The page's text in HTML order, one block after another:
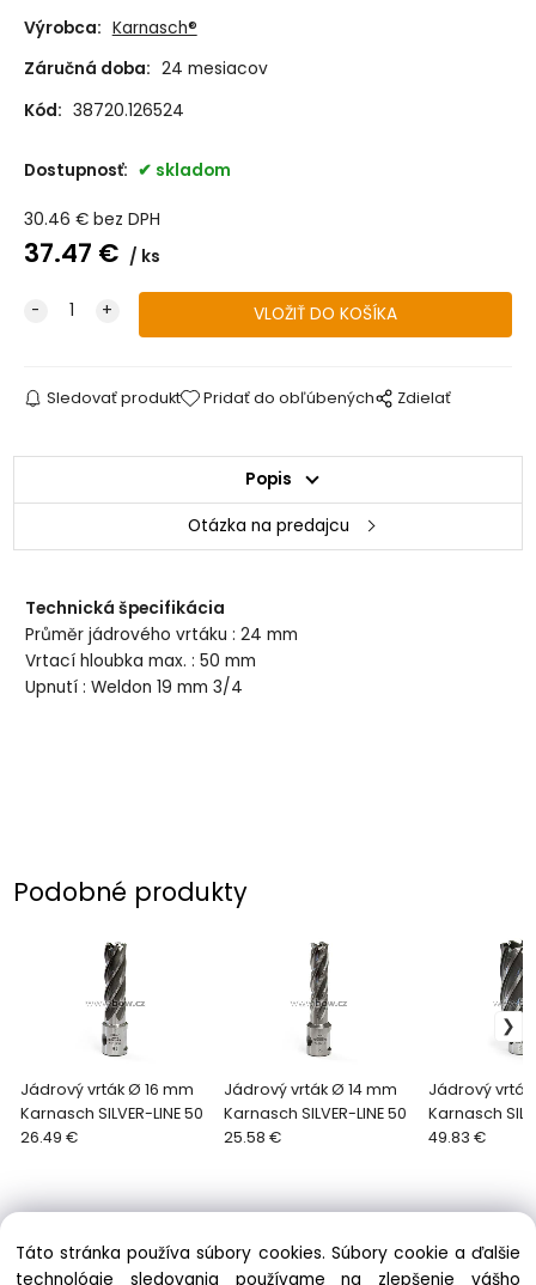
Výrobca: Karnasch®
Záručná doba: 24 mesiacov
Kód: 38720.126524
Dostupnosť: skladom
30.46 € bez DPH
37.47 € ks
Sledovať produkt Pridať do obľúbených Zdielať
Popis
Otázka na predajcu
Technická špecifikácia
Průměr jádrového vrtáku : 24 mm
Vrtací hloubka max. : 50 mm
Upnutí : Weldon 19 mm 3/4
Podobné produkty
Jádrový vrták Ø 16 mm
Karnasch SILVER-LINE 50
26.49 €
Jádrový vrták Ø 14 mm
Karnasch SILVER-LINE 50
25.58 €
Jádrový
Karnasch
49.83 €
Táto stránka používa súbory cookies. Súbory cookie a ďalšie
technológie sledovania používame na zlepšenie vášho